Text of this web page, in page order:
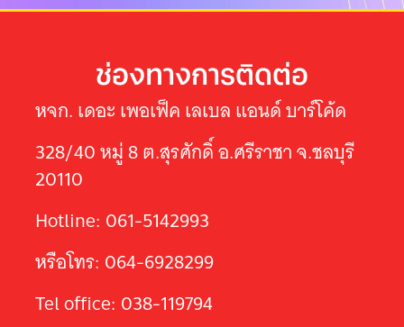
ช่องทางการติดต่อ
หจก. เดอะ เพอเฟ็ค เลเบล แอนด์ บาร์โค้ด
328/40 หมู่ 8 ต.สุรศักดิ์ อ.ศรีราชา จ.ชลบุรี
20110
Hotline: 061-5142993
หรือโทร: 064-6928299
Tel office: 038-119794